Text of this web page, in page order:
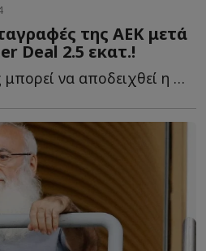
της ΑΕΚ μετά
Deal 2.5 εκατ.!
Πώς ο Μίλαν Βιτάλις μπορεί να αποδειχθεί η μεταγραφή τ...